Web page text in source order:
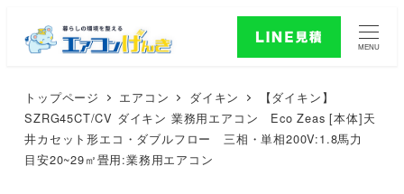
MENU
トップページ エアコン ダイキン
【ダイキン】
SZRG45CT/CV ダイキン 業務用エアコン Eco Zeas [本体]天
井カセット形エコ・ダブルフロー 三相・単相200V:1.8馬力
目安20~29㎡畳用:業務用エアコン